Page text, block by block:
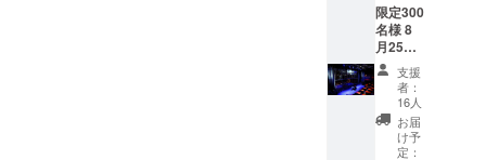
限定300
名様 8
月25日
18時半
に開催
される
通常
5000円
かかる
支援
者：
16人
お届
け予
定：